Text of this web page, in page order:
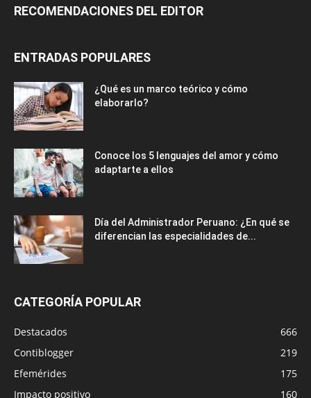
RECOMENDACIONES DEL EDITOR
ENTRADAS POPULARES
¿Qué es un marco teórico y cómo
elaborarlo?
Conoce los 5 lenguajes del amor y cómo
adaptarte a ellos
Día del Administrador Peruano: ¿En qué se
diferencian las especialidades de...
CATEGORÍA POPULAR
Destacados
666
Contiblogger
219
Efemérides
175
Impacto positivo
160